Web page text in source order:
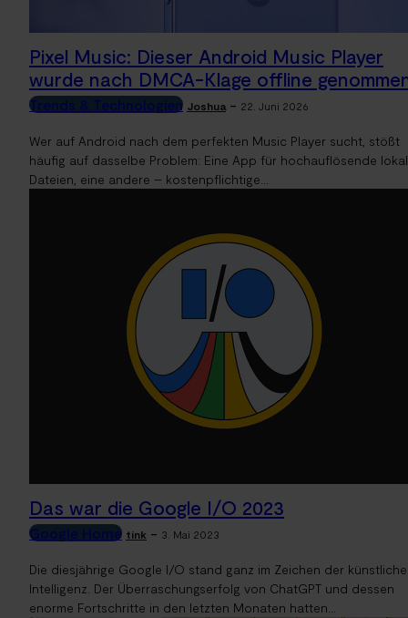
Pixel Music: Dieser Android Music Player
wurde nach DMCA-Klage offline
Trends & Technologien Joshua - 22. Juni 2026
Wer auf Android nach dem perfekten Music Player sucht, stößt
häufig auf dasselbe Problem: Eine App für hochauflösende
Dateien, eine andere – kostenpflichtige...
Das war die Google I/O 2023
Google Home tink - 3. Mai 2023
Die diesjährige Google I/O stand ganz im Zeichen der
Intelligenz. Der Überraschungserfolg von ChatGPT und dessen
enorme Fortschritte in den letzten Monaten hatten...